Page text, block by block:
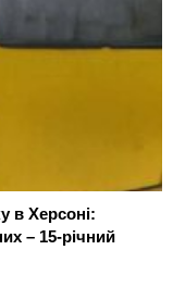
в Херсоні:
– 15-річний